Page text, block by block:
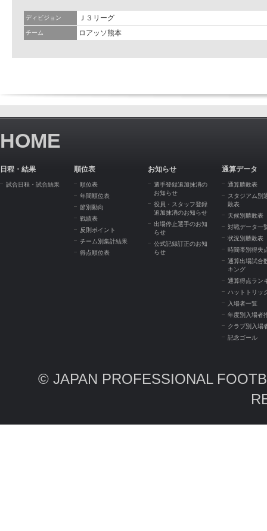
ディビジョン Ｊ３リーグ
チーム ロアッソ熊本
HOME
日程・結果
試合日程・試合結果
順位表
順位表
年間順位表
節別動向
戦績表
反則ポイント
チーム別集計結果
得点順位表
お知らせ
選手登録追加抹消の
お知らせ
役員・スタッフ登録
追加抹消のお知らせ
出場停止選手のお知
らせ
公式記録訂正のお知
らせ
通算データ
通算勝敗表
スタジアム別
敗表
天候別勝敗表
対戦データ一
状況別勝敗表
時間帯別得失
通算出場試合
キング
通算得点ラン
ハットトリッ
入場者一覧
年度別入場者
クラブ別入場
記念ゴール
© JAPAN PROFESSIONAL